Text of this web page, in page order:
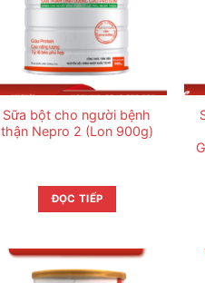
Sữa bột cho người bệnh
thận Nepro 2 (Lon 900g)
ĐỌC TIẾP